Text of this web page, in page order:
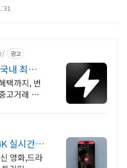
광고
내 최대
택까지, 번
고거래 하
실시간
영화,드라